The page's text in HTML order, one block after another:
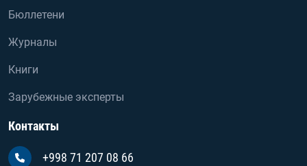
Бюллетени
Журналы
Книги
Зарубежные эксперты
Контакты
+998 71 207 08 66